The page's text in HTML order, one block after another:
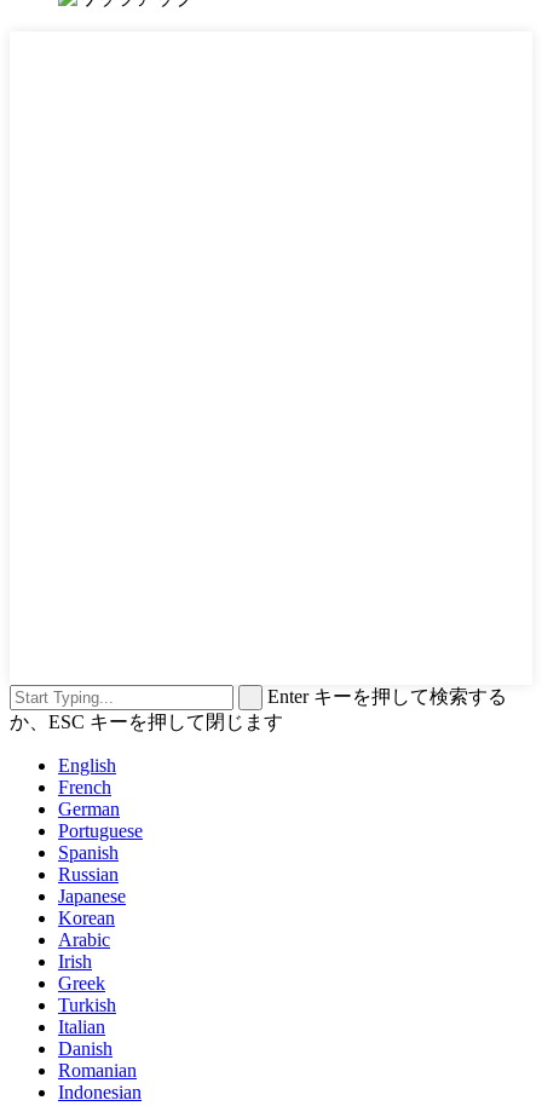
Enter キーを押して検索する
か、ESC キーを押して閉じます
English
French
German
Portuguese
Spanish
Russian
Japanese
Korean
Arabic
Irish
Greek
Turkish
Italian
Danish
Romanian
Indonesian